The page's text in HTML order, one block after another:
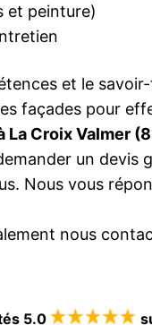
et peinture)
et le savoir-
façades pour
La Croix Valmer
un devis
Nous vous
nous
5.0